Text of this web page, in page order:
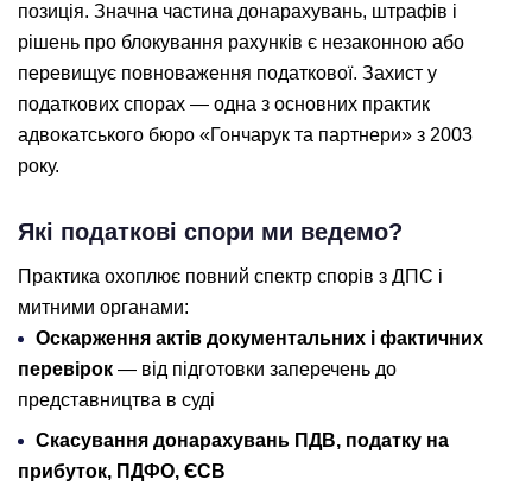
позиція. Значна частина донарахувань, штрафів і
рішень про блокування рахунків є незаконною або
перевищує повноваження податкової. Захист у
податкових спорах — одна з основних практик
адвокатського бюро «Гончарук та партнери» з 2003
року.
Які податкові спори ми ведемо?
Практика охоплює повний спектр спорів з ДПС і
митними органами:
Оскарження актів документальних і фактичних
перевірок — від підготовки заперечень до
представництва в суді
Скасування донарахувань ПДВ, податку на
прибуток, ПДФО, ЄСВ